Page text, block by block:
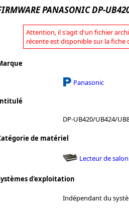
PANASONIC DP-
Attention, il s'agit d'un fichier
récente est disponible sur la fiche
Panasonic
DP-UB420/UB424/
de matériel
Lecteur de salon
d'exploitation
Indépendant du